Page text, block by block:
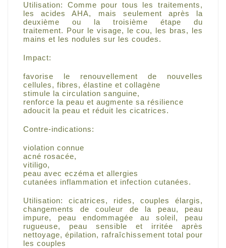
Utilisation: Comme pour tous les traitements,
les acides AHA, mais seulement après la
deuxième ou la troisième étape du
traitement. Pour le visage, le cou, les bras, les
mains et les nodules sur les coudes.
Impact:
favorise le renouvellement de nouvelles
cellules, fibres, élastine et collagène
stimule la circulation sanguine,
renforce la peau et augmente sa résilience
adoucit la peau et réduit les cicatrices.
Contre-indications:
violation connue
acné rosacée,
vitiligo,
peau avec eczéma et allergies
cutanées inflammation et infection cutanées.
Utilisation: cicatrices, rides, couples élargis,
changements de couleur de la peau, peau
impure, peau endommagée au soleil, peau
rugueuse, peau sensible et irritée après
nettoyage, épilation, rafraîchissement total pour
les couples